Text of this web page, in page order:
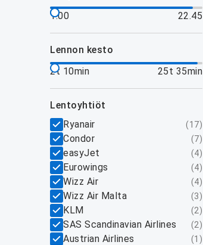
1.00
22.45
lennon kesto
2t 10min
25t 35min
lentoyhtiöt
Ryanair
(17)
Condor (7)
easyJet (4)
Eurowings (4)
Wizz Air (4)
Wizz Air Malta (3)
KLM (2)
SAS Scandinavian Airlines (2)
Austrian Airlines (1 )